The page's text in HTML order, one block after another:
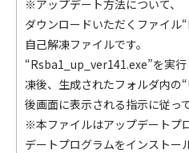
※アップデート方法について、
ダウンロードいただくファイル
自己解凍ファイルです。
“Rsba1_up_ver141.exe”を実
凍後、生成されたフォルダ内の
後画面に表示される指示に従っ
※本ファイルはアップデートプ
デートプログラムをインストー